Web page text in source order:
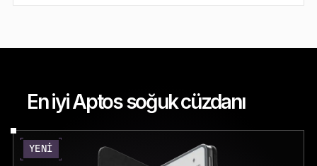
En iyi Aptos soğuk cüzdanı
YENI